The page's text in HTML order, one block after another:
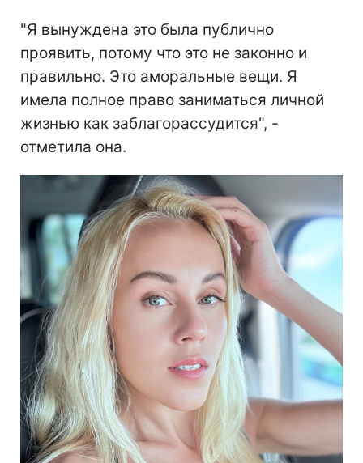
"Я вынуждена это была публично
проявить, потому что это не законно и
правильно. Это аморальные вещи. Я
имела полное право заниматься личной
жизнью как заблагорассудится", -
отметила она.